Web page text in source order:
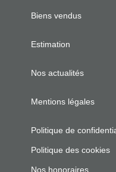
Biens vendus
Estimation
Nos actualités
Mentions légales
Politique de
Politique des cookies
Nos honoraires